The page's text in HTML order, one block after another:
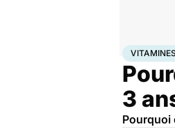
AccueilFamille
VITAMINES
3
Pourquoi